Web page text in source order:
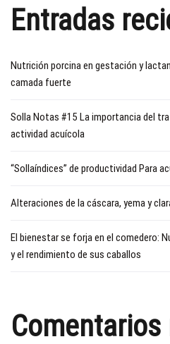
Entradas
Nutrición porcina en gestación y
camada fuerte
Solla Notas #15 La importancia del
actividad acuícola
“Sollaíndices” de productividad Para
Alteraciones de la cáscara, yema y
El bienestar se forja en el comedero:
y el rendimiento de sus caballos